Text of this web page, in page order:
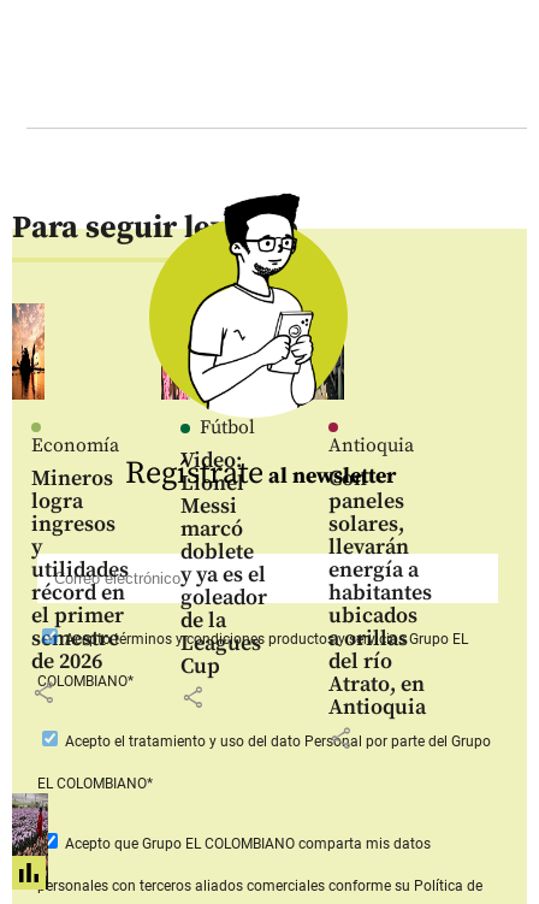
Para seguir leyendo
Economía
Mineros
logra
ingresos
y
utilidades
récord en
el primer
semestre
de 2026
share
Fútbol
Video:
Lionel
Messi
marcó
doblete
y ya es el
goleador
de la
Leagues
Cup
share
Antioquia
Con
paneles
solares,
llevarán
energía a
habitantes
ubicados
a orillas
del río
Atrato, en
Antioquia
share
Regístrate al newsletter
Aceptotérminos y condiciones productos y serviciosGrupo EL
COLOMBIANO*
Acepto el tratamiento y uso del dato Personal por parte del Grupo
EL COLOMBIANO*
Acepto que Grupo EL COLOMBIANOcomparta mis datos
personales con terceros aliados comerciales conforme su Política de